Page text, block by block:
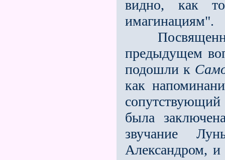
видно, как
имагинациям".
предыдущем
по­дошли к
как
была
звучание
Александром,